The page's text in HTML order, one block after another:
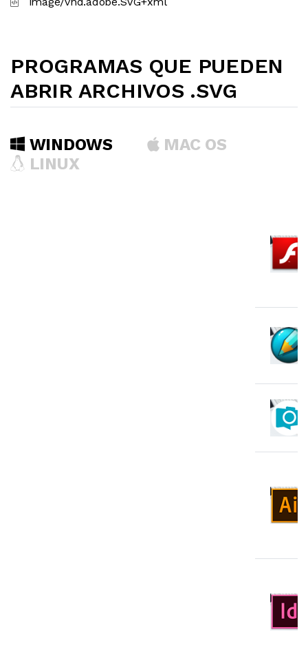
PROGRAMAS QUE PUEDEN
ABRIR ARCHIVOS .SVG
WINDOWS
MAC OS
LINUX